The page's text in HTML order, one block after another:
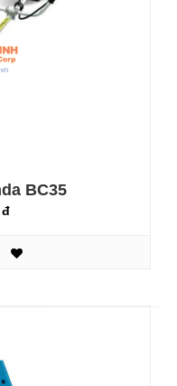
đ
chiếm khoảng 7 triệu ha,
có khoảng 4 triệu ha đất
độ và hiệu quả cao. Một
chưa có các loại công
BC35
đ